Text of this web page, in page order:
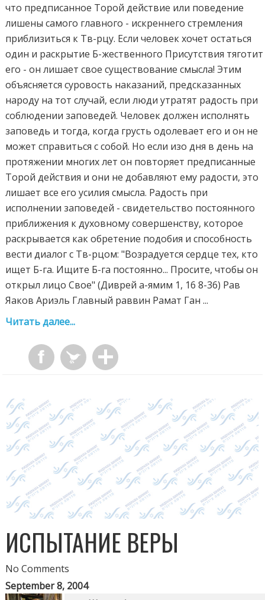
что предписанное Торой действие или поведение
лишены самого главного - искреннего стремления
приблизиться к Тв-рцу. Если человек хочет остаться
один и раскрытие Б-жественного Присутствия тяготит
его - он лишает свое существование смысла! Этим
объясняется суровость наказаний, предсказанных
народу на тот случай, если люди утратят радость при
соблюдении заповедей. Человек должен исполнять
заповедь и тогда, когда грусть одолевает его и он не
может справиться с собой. Но если изо дня в день на
протяжении многих лет он повторяет предписанные
Торой действия и они не добавляют ему радости, это
лишает все его усилия смысла. Радость при
исполнении заповедей - свидетельство постоянного
приближения к духовному совершенству, которое
раскрывается как обретение подобия и способность
вести диалог с Тв-рцом: "Возрадуется сердце тех, кто
ищет Б-га. Ищите Б-га постоянно... Просите, чтобы он
открыл лицо Свое" (Диврей а-ямим 1, 16 8-36) Рав
Яаков Ариэль Главный раввин Рамат Ган ...
Читать далее...
ИСПЫТАНИЕ ВЕРЫ
No Comments
September 8, 2004